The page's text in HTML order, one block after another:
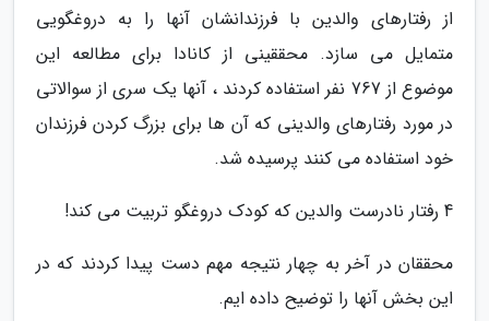
از رفتارهای والدین با فرزندانشان آنها را به دروغگویی
متمایل می سازد. محققینی از کانادا برای مطالعه این
موضوع از 767 نفر استفاده کردند ، آنها یک سری از سوالاتی
در مورد رفتارهای والدینی که آن ها برای بزرگ کردن فرزندان
خود استفاده می کنند پرسیده شد.
4 رفتار نادرست والدین که کودک دروغگو تربیت می کند!
محققان در آخر به چهار نتیجه مهم دست پیدا کردند که در
این بخش آنها را توضیح داده ایم.